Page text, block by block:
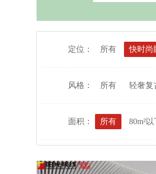
定位： 所有 快时尚
风格： 所有 轻奢复
面积： 所有 80m²